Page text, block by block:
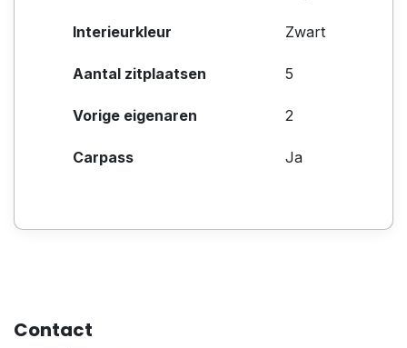
Interieurkleur Zwart
Aantal zitplaatsen 5
Vorige eigenaren 2
Carpass Ja
Contact